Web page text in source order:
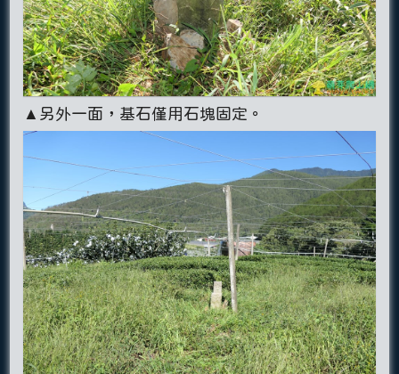
▲另外一面，基石僅用石塊固定。